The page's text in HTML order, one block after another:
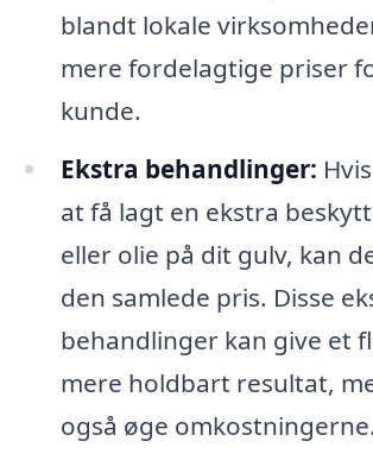
blandt lokale
mere fordelagtige priser
kunde.
Ekstra behandlinger:
at få lagt en ekstra
eller olie på dit gulv, kan
den samlede pris. Disse
behandlinger kan give et
mere holdbart resultat,
også øge omkostningerne.